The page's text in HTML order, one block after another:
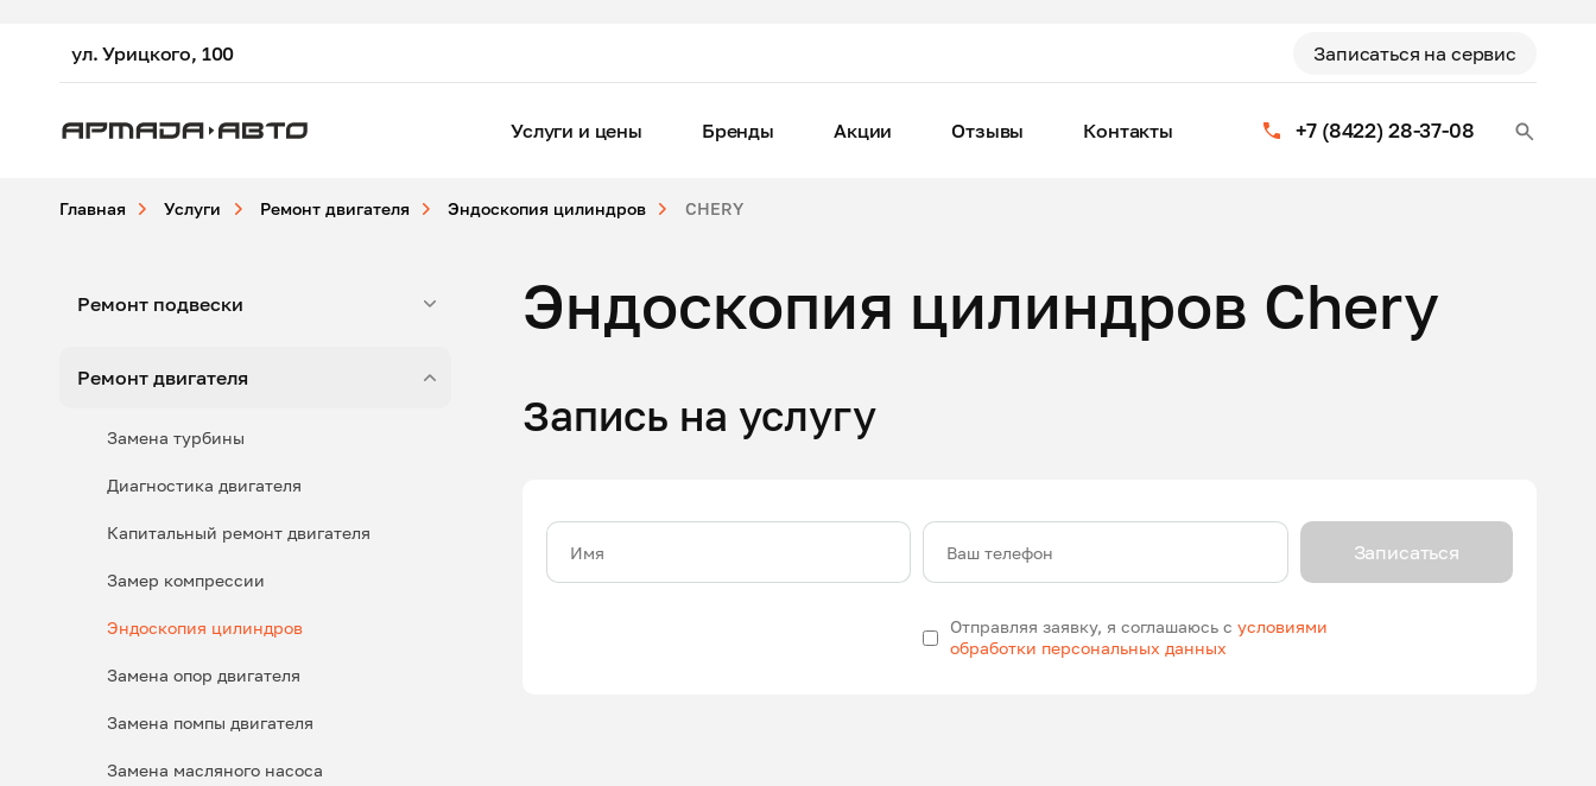
ул. Урицкого, 100 Записаться на сервис
+7 (8422) 28-37-08
Услуги и цены Бренды Акции Отзывы Контакты
Главная Услуги Ремонт двигателя Эндоскопия цилиндров CHERY
Ремонт подвески
Ремонт двигателя
Замена турбины
Диагностика двигателя
Капитальный ремонт двигателя
Замер компрессии
Эндоскопия цилиндров
Замена опор двигателя
Замена помпы двигателя
Замена масляного насоса
Эндоскопия цилиндров Chery
Запись на услугу
Имя Ваш телефон
Отправляя заявку, я соглашаюсь сусловиями
обработки персональных данных
Записаться